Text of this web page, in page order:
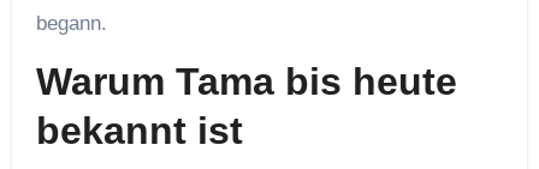
begann.
Warum Tama bis heute
bekannt ist